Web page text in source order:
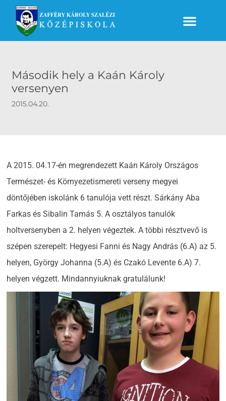
Második hely a Kaán Károly
versenyen
2015.04.20.
A 2015. 04.17-én megrendezett Kaán Károly Országos
Természet- és Környezetismereti verseny megyei
döntőjében iskolánk 6 tanulója vett részt. Sárkány Aba
Farkas és Sibalin Tamás 5. A osztályos tanulók
holtversenyben a 2. helyen végeztek. A többi résztvevő is
szépen szerepelt: Hegyesi Fanni és Nagy András (6.A) az 5.
helyen, György Johanna (5.A) és Czakó Levente 6.A) 7.
helyen végzett. Mindannyiuknak gratulálunk!